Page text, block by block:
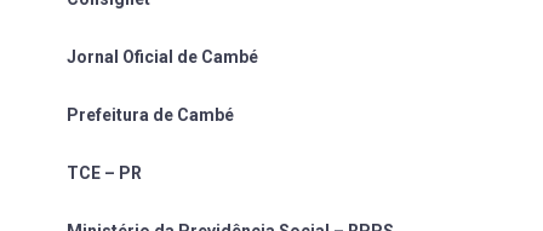
Jornal Oficial de Cambé
Prefeitura de Cambé
TCE – PR